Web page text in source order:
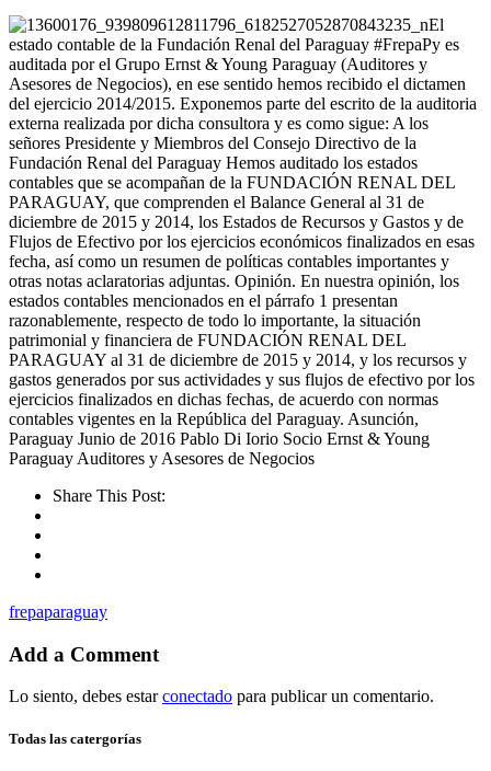
El
estado contable de la Fundación Renal del Paraguay ‪#‎FrepaPy‬ es
auditada por el Grupo Ernst & Young Paraguay (Auditores y
Asesores de Negocios), en ese sentido hemos recibido el dictamen
del ejercicio 2014/2015. Exponemos parte del escrito de la auditoria
externa realizada por dicha consultora y es como sigue: A los
señores Presidente y Miembros del Consejo Directivo de la
Fundación Renal del Paraguay Hemos auditado los estados
contables que se acompañan de la FUNDACIÓN RENAL DEL
PARAGUAY, que comprenden el Balance General al 31 de
diciembre de 2015 y 2014, los Estados de Recursos y Gastos y de
Flujos de Efectivo por los ejercicios económicos finalizados en esas
fecha, así como un resumen de políticas contables importantes y
otras notas aclaratorias adjuntas. Opinión. En nuestra opinión, los
estados contables mencionados en el párrafo 1 presentan
razonablemente, respecto de todo lo importante, la situación
patrimonial y financiera de FUNDACIÓN RENAL DEL
PARAGUAY al 31 de diciembre de 2015 y 2014, y los recursos y
gastos generados por sus actividades y sus flujos de efectivo por los
ejercicios finalizados en dichas fechas, de acuerdo con normas
contables vigentes en la República del Paraguay. Asunción,
Paraguay Junio de 2016 Pablo Di Iorio Socio Ernst & Young
Paraguay Auditores y Asesores de Negocios
Share This Post:
frepaparaguay
Add a Comment
Lo siento, debes estarconectado para publicar un comentario.
Todas las catergorías